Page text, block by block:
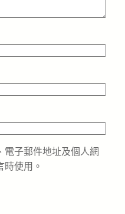
電子郵件地址及個人網
時使用。